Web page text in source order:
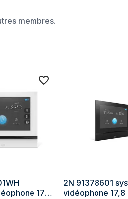
Résolution d'image
vision de nuit
Vision nocturne
membres.
17,8
2N 91378601
vidéophone